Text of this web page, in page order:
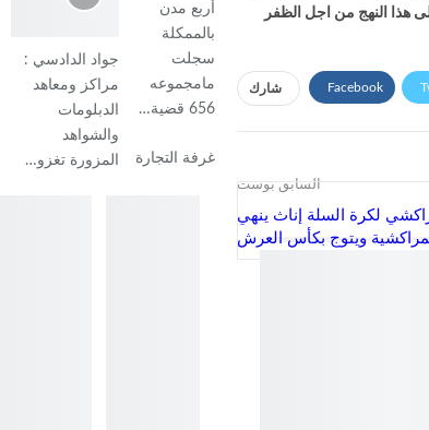
هذا النهج من اجل الظفر
شارك Facebook
السابق بوست
لكرة السلة إناث ينهي
ويتوج بكأس العرش
جواد الدادسي :
مراكز ومعاهد
الدبلومات
والشواهد
المزورة تغزو…
أربع مدن
بالممكلة
سجلت
مامجموعه
656 قضية…
غرفة التجارة